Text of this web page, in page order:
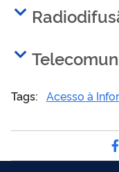
Tags: Acesso à